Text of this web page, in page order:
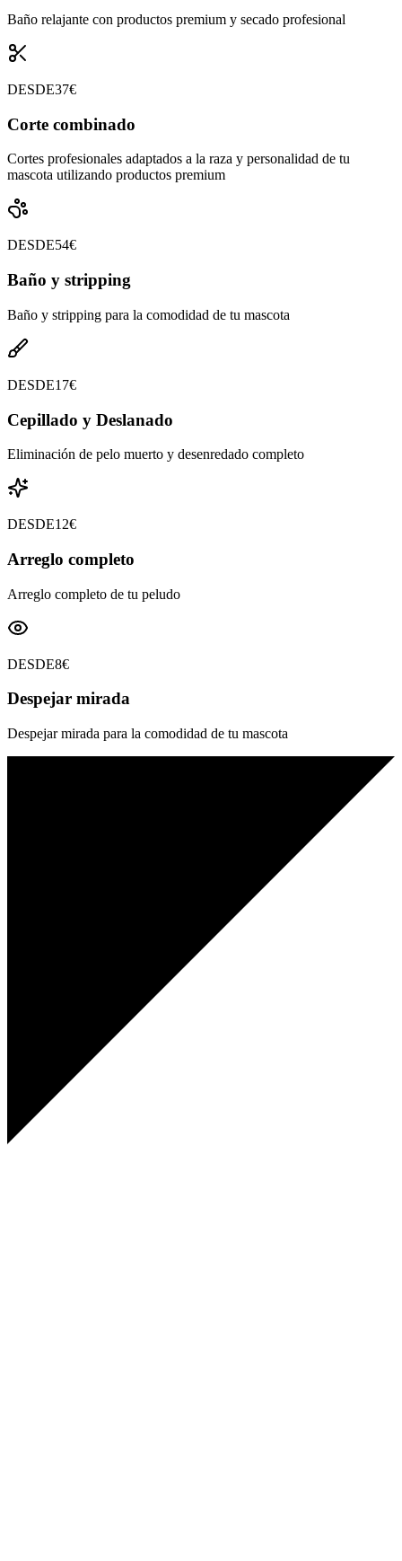
Baño relajante con productos premium y secado profesional
DESDE37€
Corte combinado
Cortes profesionales adaptados a la raza y personalidad de tu
mascota utilizando productos premium
DESDE54€
Baño y stripping
Baño y stripping para la comodidad de tu mascota
DESDE17€
Cepillado y Deslanado
Eliminación de pelo muerto y desenredado completo
DESDE12€
Arreglo completo
Arreglo completo de tu peludo
DESDE8€
Despejar mirada
Despejar mirada para la comodidad de tu mascota